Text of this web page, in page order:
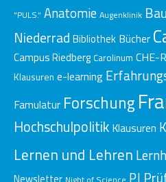
"PULS." Anatomie Augenklinik
Niederrad Bibliothek Bücher
Campus Riedberg Carolinum CHE-
Klausuren e-learning
Famulatur Forschung
Hochschulpolitik Klausuren
Lernen und Lehren
PJ